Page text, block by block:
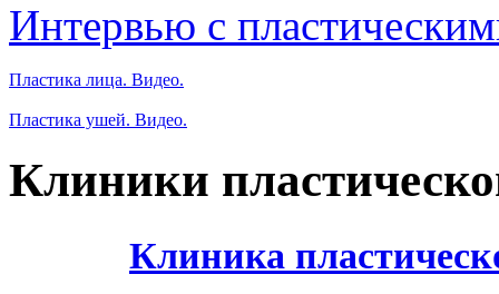
Интервью с
Пластика лица. Видео.
Пластика ушей. Видео.
Клиники
Клиника